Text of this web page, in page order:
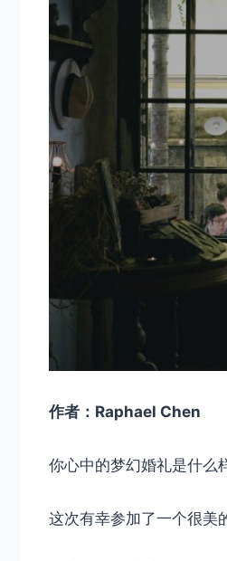
作者：Raphael Chen
你心中的梦幻婚礼是什么
这次有幸参加了一个很美